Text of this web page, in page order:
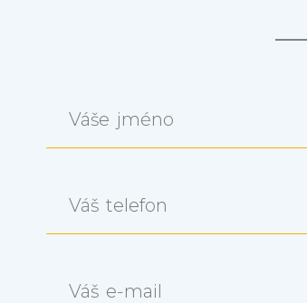
Váše jméno
Váš telefon
Váš e-mail